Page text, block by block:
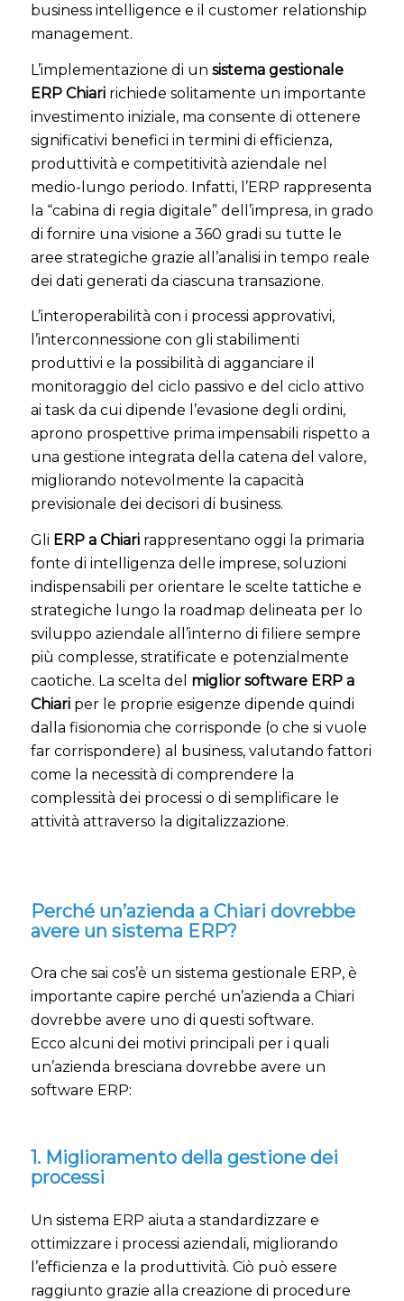
business intelligence e il customer relationship
management.
L’implementazione di un sistema gestionale
ERP Chiari richiede solitamente un importante
investimento iniziale, ma consente di ottenere
significativi benefici in termini di efficienza,
produttività e competitività aziendale nel
medio-lungo periodo. Infatti, l’ERP rappresenta
la “cabina di regia digitale” dell’impresa, in grado
di fornire una visione a 360 gradi su tutte le
aree strategiche grazie all’analisi in tempo reale
dei dati generati da ciascuna transazione.
L’interoperabilità con i processi approvativi,
l’interconnessione con gli stabilimenti
produttivi e la possibilità di agganciare il
monitoraggio del ciclo passivo e del ciclo attivo
ai task da cui dipende l’evasione degli ordini,
aprono prospettive prima impensabili rispetto a
una gestione integrata della catena del valore,
migliorando notevolmente la capacità
previsionale dei decisori di business.
Gli ERP a Chiari rappresentano oggi la primaria
fonte di intelligenza delle imprese, soluzioni
indispensabili per orientare le scelte tattiche e
strategiche lungo la roadmap delineata per lo
sviluppo aziendale all’interno di filiere sempre
più complesse, stratificate e potenzialmente
caotiche. La scelta del miglior software ERP a
Chiari per le proprie esigenze dipende quindi
dalla fisionomia che corrisponde (o che si vuole
far corrispondere) al business, valutando fattori
come la necessità di comprendere la
complessità dei processi o di semplificare le
attività attraverso la digitalizzazione.
Perché un’azienda a Chiari dovrebbe
avere un sistema ERP?
Ora che sai cos’è un sistema gestionale ERP, è
importante capire perché un’azienda a Chiari
dovrebbe avere uno di questi software.
Ecco alcuni dei motivi principali per i quali
un’azienda bresciana dovrebbe avere un
software ERP:
1. Miglioramento della gestione dei
processi
Un sistema ERP aiuta a standardizzare e
ottimizzare i processi aziendali, migliorando
l’efficienza e la produttività. Ciò può essere
raggiunto grazie alla creazione di procedure